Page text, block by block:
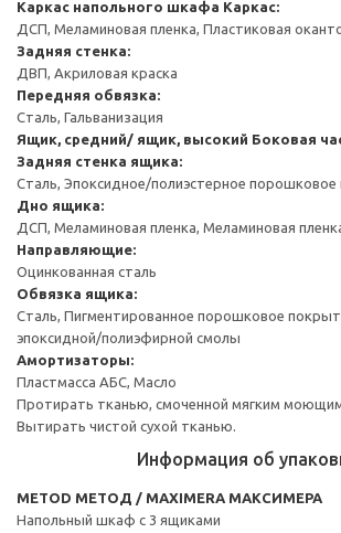
Каркас напольного шкафа Каркас:
ДСП, Меламиновая пленка, Пластиковая
Задняя стенка:
ДВП, Акриловая краска
Передняя обвязка:
Сталь, Гальванизация
Ящик, средний/ ящик, высокий Боковая
Задняя стенка ящика:
Сталь, Эпоксидное/полиэстерное
Дно ящика:
ДСП, Меламиновая пленка, Меламиновая
Направляющие:
Оцинкованная сталь
Обвязка ящика:
Сталь, Пигментированное порошковое
эпоксидной/полиэфирной смолы
Амортизаторы:
Пластмасса АБС, Масло
Протирать тканью, смоченной мягким
Вытирать чистой сухой тканью.
Информация об
METOD МЕТОД / MAXIMERA МАКСИМЕРА
Напольный шкаф с 3 ящиками